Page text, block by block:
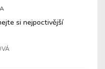
si nejpoctivější